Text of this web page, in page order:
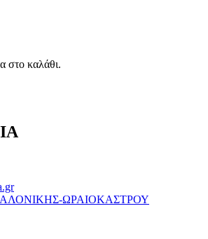
ΩΡΑΙΟΚΑΣΤΡΟΥ